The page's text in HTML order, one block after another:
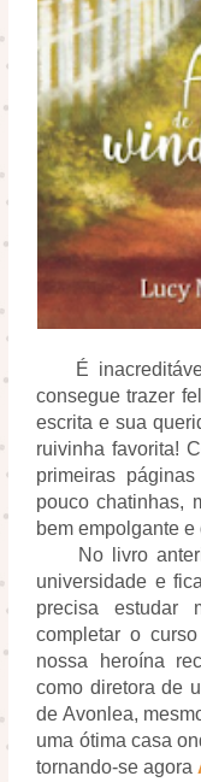
É
consegue trazer
escrita e sua
ruivinha favorita!
primeiras
pouco chatinhas,
bem empolgante e
No livro
universidade e
precisa
completar o
nossa heroína
como diretora de
de Avonlea,
uma ótima casa
tornando-se agora